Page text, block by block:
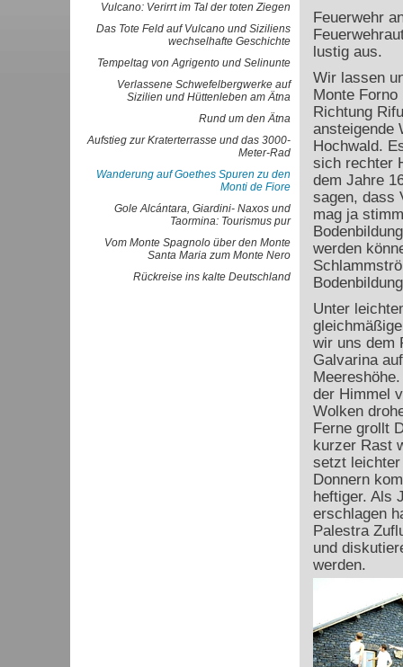
Vulcano: Verirrt im Tal der toten Ziegen
Das Tote Feld auf Vulcano und Siziliens
wechselhafte Geschichte
Tempeltag von Agrigento und Selinunte
Verlassene Schwefelbergwerke auf
Sizilien und Hüttenleben am Ätna
Rund um den Ätna
Aufstieg zur Kraterterrasse und das 3000-
Meter-Rad
Wanderung auf Goethes Spuren zu den
Monti de Fiore
Gole Alcántara, Giardini- Naxos und
Taormina: Tourismus pur
Vom Monte Spagnolo über den Monte
Santa Maria zum Monte Nero
Rückreise ins kalte Deutschland
Feuerwehr
lustig aus.
Wir lassen
Monte
Richtung
ansteigende
Hochwald.
sich rechter
dem Jahre
sagen, dass
mag ja
werden
Unter
wir uns dem
Galvarina
der Himmel
Wolken
Ferne grollt
kurzer Rast
setzt leichter
Donnern
heftiger. Als
erschlagen
Palestra
und
werden.